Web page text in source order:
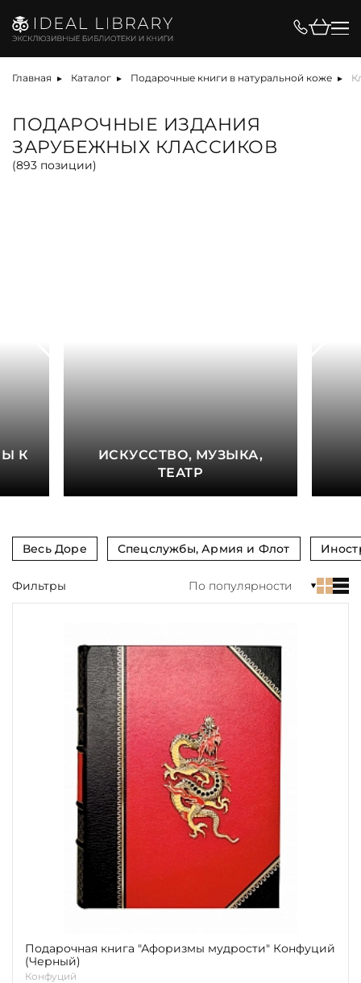
Главная Каталог Подарочные книги в натуральной коже
ПОДАРОЧНЫЕ ИЗДАНИЯ
ЗАРУБЕЖНЫХ КЛАССИКОВ
(893 позиции)
К
ИСКУССТВО, МУЗЫКА,
ТЕАТР
Весь Доре Спецслужбы, Армия и Флот
Цена, ₽
Вид
Язык
Обрез
Тиснение
Пол и возраст
Фильтры По популярности
Подарочная книга "Афоризмы мудрости" Конфуций
(Черный)
Конфуций